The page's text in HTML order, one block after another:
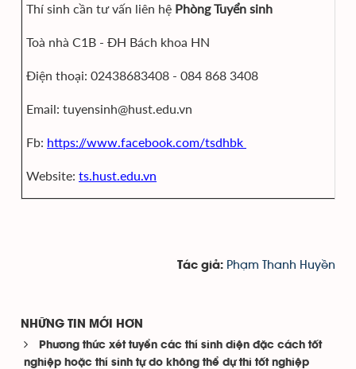
Thí sinh cần tư vấn liên hệ Phòng Tuyển sinh
Toà nhà C1B - ĐH Bách khoa HN​
Điện thoại: 02438683408​ - 084 868 3408
Email: tuyensinh@hust.edu.vn​
Fb: https://www.facebook.com/tsdhbk
Website: ts.hust.edu.vn​
Tác giả: Phạm Thanh Huyền
NHỮNG TIN MỚI HƠN
Phương thức xét tuyển các thí sinh diện đặc cách tốt
nghiệp hoặc thí sinh tự do không thể dự thi tốt nghiệp